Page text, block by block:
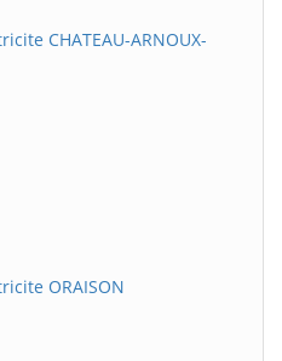
CHATEAU-ARNOUX-
ORAISON